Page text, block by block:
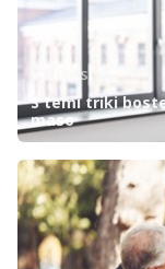
Vizita.si
S temi triki
maso